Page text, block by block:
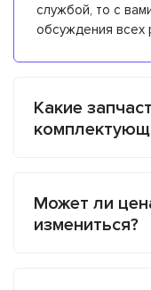
службой, то с
обсуждения всех
Какие
Может ли
измениться?